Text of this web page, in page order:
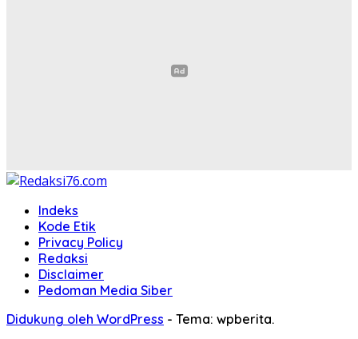
Indeks
Kode Etik
Privacy Policy
Redaksi
Disclaimer
Pedoman Media Siber
Didukung oleh WordPress - Tema: wpberita.